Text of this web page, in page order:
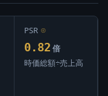
PSR ⊙
0.82 倍
時価総額÷売上高